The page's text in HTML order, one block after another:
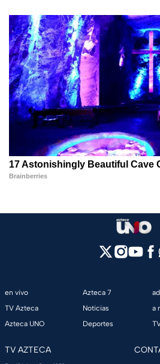
en vivo
TV Azteca
Azteca UNO
Azteca 7
Noticias
Deportes
a
TV AZTECA